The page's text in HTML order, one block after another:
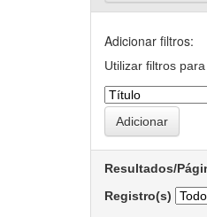
Adicionar filtros:
Utilizar filtros
Resultados/
Registro(s)